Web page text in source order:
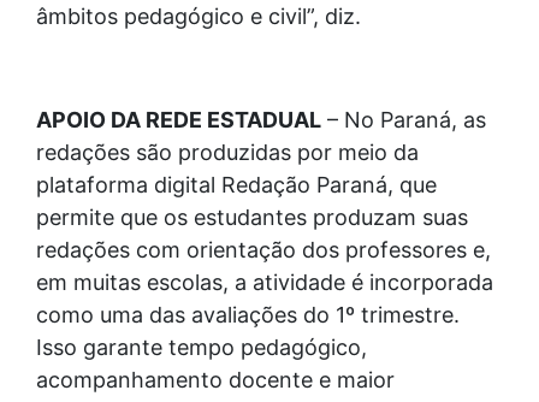
âmbitos pedagógico e civil”, diz.
APOIO DA REDE ESTADUAL – No Paraná, as
redações são produzidas por meio da
plataforma digital Redação Paraná, que
permite que os estudantes produzam suas
redações com orientação dos professores e,
em muitas escolas, a atividade é incorporada
como uma das avaliações do 1º trimestre.
Isso garante tempo pedagógico,
acompanhamento docente e maior